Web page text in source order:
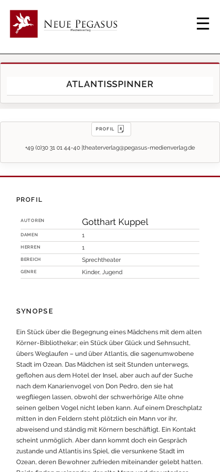
ATLANTISSPINNER
PROFIL
+49 (0)30 31 01 44-40 |theaterverlag@pegasus-medienverlag.de
PROFIL
AUTOREN Gotthart Kuppel
DAMEN 1
HERREN 1
BEREICH Sprechtheater
GENRE Kinder, Jugend
SYNOPSE
Ein Stück über die Begegnung eines Mädchens mit dem alten
Körner-Bibliothekar; ein Stück über Glück und Sehnsucht,
übers Weglaufen – und über Atlantis, die sagenumwobene
Stadt im Ozean. Das Mädchen ist seit Stunden unterwegs,
geflohen aus dem Hotel der Insel, aber auch auf der Suche
nach dem Kanarienvogel von Don Pedro, den sie hat
wegfliegen lassen, obwohl der schwerhörige Alte ohne
seinen gelben Vogel nicht leben kann. Auf einem Dreschplatz
mitten in den Feldern steht plötzlich ein Mann vor ihr,
abweisend und ständig mit Körnern beschäftigt. Ein Kontakt
scheint unmöglich. Aber dann kommt doch ein Gespräch
zustande und Atlantis ins Spiel, die versunkene Stadt im
Ozean, deren Bewohner zufrieden miteinander gelebt hatten.